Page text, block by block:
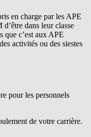
en charge par les APE
dans leur classe
que c’est aux APE
activités ou des siestes
pour les personnels
de votre carrière.